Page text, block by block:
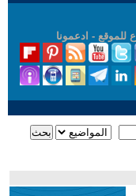
للموقع - ادعمونا